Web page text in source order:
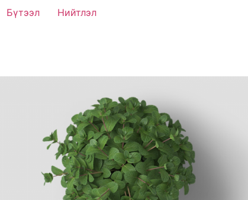
Бүтээл Нийтлэл